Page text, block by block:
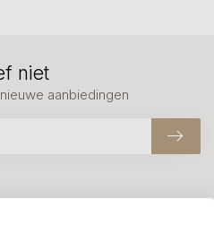
of geven advies, bel of app
niet
aanbiedingen